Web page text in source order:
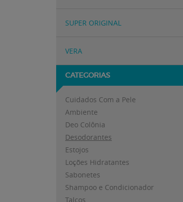
SUPER ORIGINAL
VERA
CATEGORIAS
Cuidados Com a Pele
Ambiente
Deo Colônia
Desodorantes
Estojos
Loções Hidratantes
Sabonetes
Shampoo e Condicionador
Talcos